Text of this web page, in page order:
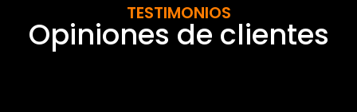
TESTIMONIOS
Opiniones de clientes